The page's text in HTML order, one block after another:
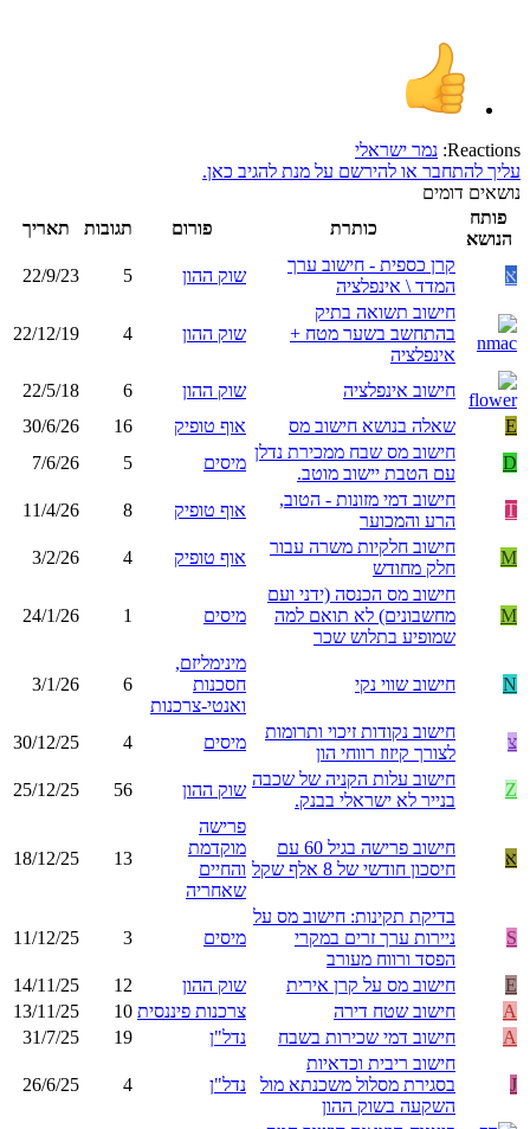
Reactions: נמר ישראלי
עליך להתחבר או להירשם על מנת להגיב כאן.
נושאים דומים
פותח
הנושא
כותרת פורום תגובות תאריך
א
קרן כספית - חישוב ערך
המדד \ אינפלציה
שוק ההון 5
22/9/23
חישוב תשואה בתיק
בהתחשב בשער מטח +
אינפלציה
שוק ההון 4
22/12/19
חישוב אינפלציה שוק ההון 6
22/5/18
E
שאלה בנושא חישוב מס אוף טופיק 16
30/6/26
D
חישוב מס שבח ממכירת נדלן
עם הטבת יישוב מוטב.
מיסים 5
7/6/26
T
חישוב דמי מזונות - הטוב,
הרע והמכוער
אוף טופיק 8
11/4/26
M
חישוב חלקיות משרה עבור
חלק מחודש
אוף טופיק 4
3/2/26
M
חישוב מס הכנסה (ידני ועם
מחשבונים) לא תואם למה
שמופיע בתלוש שכר
מיסים 1
24/1/26
N חישוב שווי נקי
מינימליזם,
חסכנות
ואנטי-צרכנות
6
3/1/26
צ
חישוב נקודות זיכוי ותרומות
לצורך קיזוז רווחי הון
מיסים 4
30/12/25
Z
חישוב עלות הקניה של שכבה
בנייר לא ישראלי בבנק.
שוק ההון 56
25/12/25
א
חישוב פרישה בגיל 60 עם
חיסכון חודשי של 8 אלף שקל
פרישה
מוקדמת
והחיים
שאחריה
13
18/12/25
S
בדיקת תקינות: חישוב מס על
ניירות ערך זרים במקרי
הפסד ורווח מעורב
מיסים 3
11/12/25
E חישוב מס על קרן אירית שוק ההון 12
14/11/25
A
חישוב שטח דירה צרכנות פיננסית 10
13/11/25
A
חישוב דמי שכירות בשבח נדל"ן 19
31/7/25
J
חישוב ריבית וכדאיות
בסגירת מסלול משכנתא מול
השקעה בשוק ההון
נדל"ן 4
26/6/25